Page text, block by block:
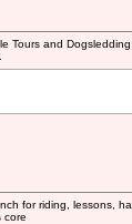
Tours and
for riding, lessons,
core